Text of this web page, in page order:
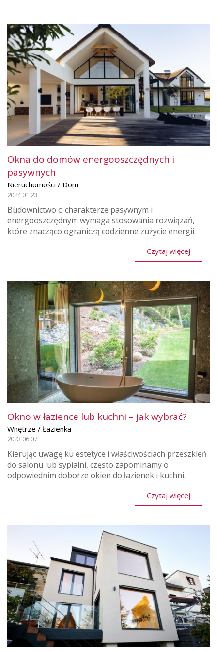
Okna do domów energooszczędnych i
pasywnych
Nieruchomości / Dom
2024.01.23
Budownictwo o charakterze pasywnym i
energooszczędnym wymaga stosowania rozwiązań,
które znacząco ograniczą codzienne zużycie energii.
Czytaj więcej
Okno w łazience lub kuchni – jak wybrać?
Wnętrze / Łazienka
2023.06.07
Kierując uwagę ku estetyce i właściwościach przeszkleń
do salonu lub sypialni, często zapominamy o
odpowiednim doborze okien do łazienek i kuchni.
Czytaj więcej